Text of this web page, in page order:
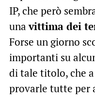
IP, che però
unavittima dei
Forse un giorno
importanti su
di tale titolo, che
provarle tutte per